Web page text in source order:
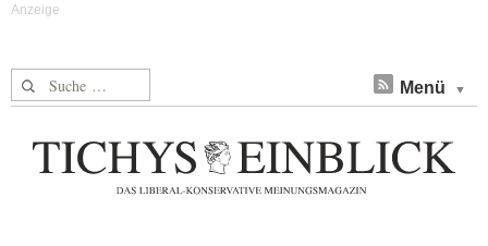
Suche nach: Menü